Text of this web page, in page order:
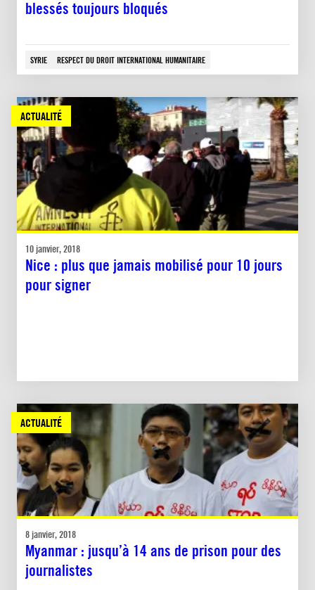
blessés toujours bloqués
SYRIE RESPECT DU DROIT INTERNATIONAL HUMANITAIRE
ACTUALITÉ
10 janvier, 2018
Nice : plus que jamais mobilisé pour 10 jours
pour signer
ACTUALITÉ
8 janvier, 2018
Myanmar : jusqu’à 14 ans de prison pour des
journalistes